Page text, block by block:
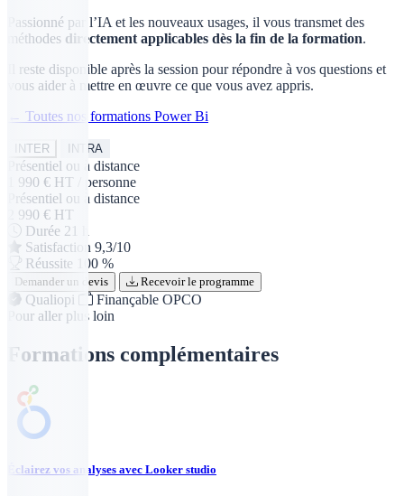
Passionné par l’IA et les nouveaux usages, il vous transmet des
méthodes directement applicables dès la fin de la formation.
Il reste disponible après la session pour répondre à vos questions et
vous aider à mettre en œuvre ce que vous avez appris.
← Toutes nos formations Power Bi
INTER INTRA
Présentiel ou à distance
1 990 € HT
/ personne
Présentiel ou à distance
2 990 € HT
Durée 21 h
Satisfaction 9,3/10
Réussite
100 %
Demander un devis Recevoir le programme
Qualiopi
Finançable OPCO
Pour aller plus loin
Formations complémentaires
Éclairez vos analyses avec Looker studio